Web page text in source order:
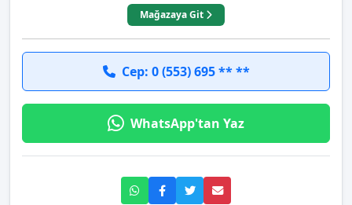
Mağazaya Git
Cep: 0 (553) 695 ** **
WhatsApp'tan Yaz